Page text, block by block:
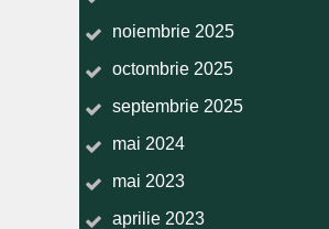
noiembrie 2025
octombrie 2025
septembrie 2025
mai 2024
mai 2023
aprilie 2023